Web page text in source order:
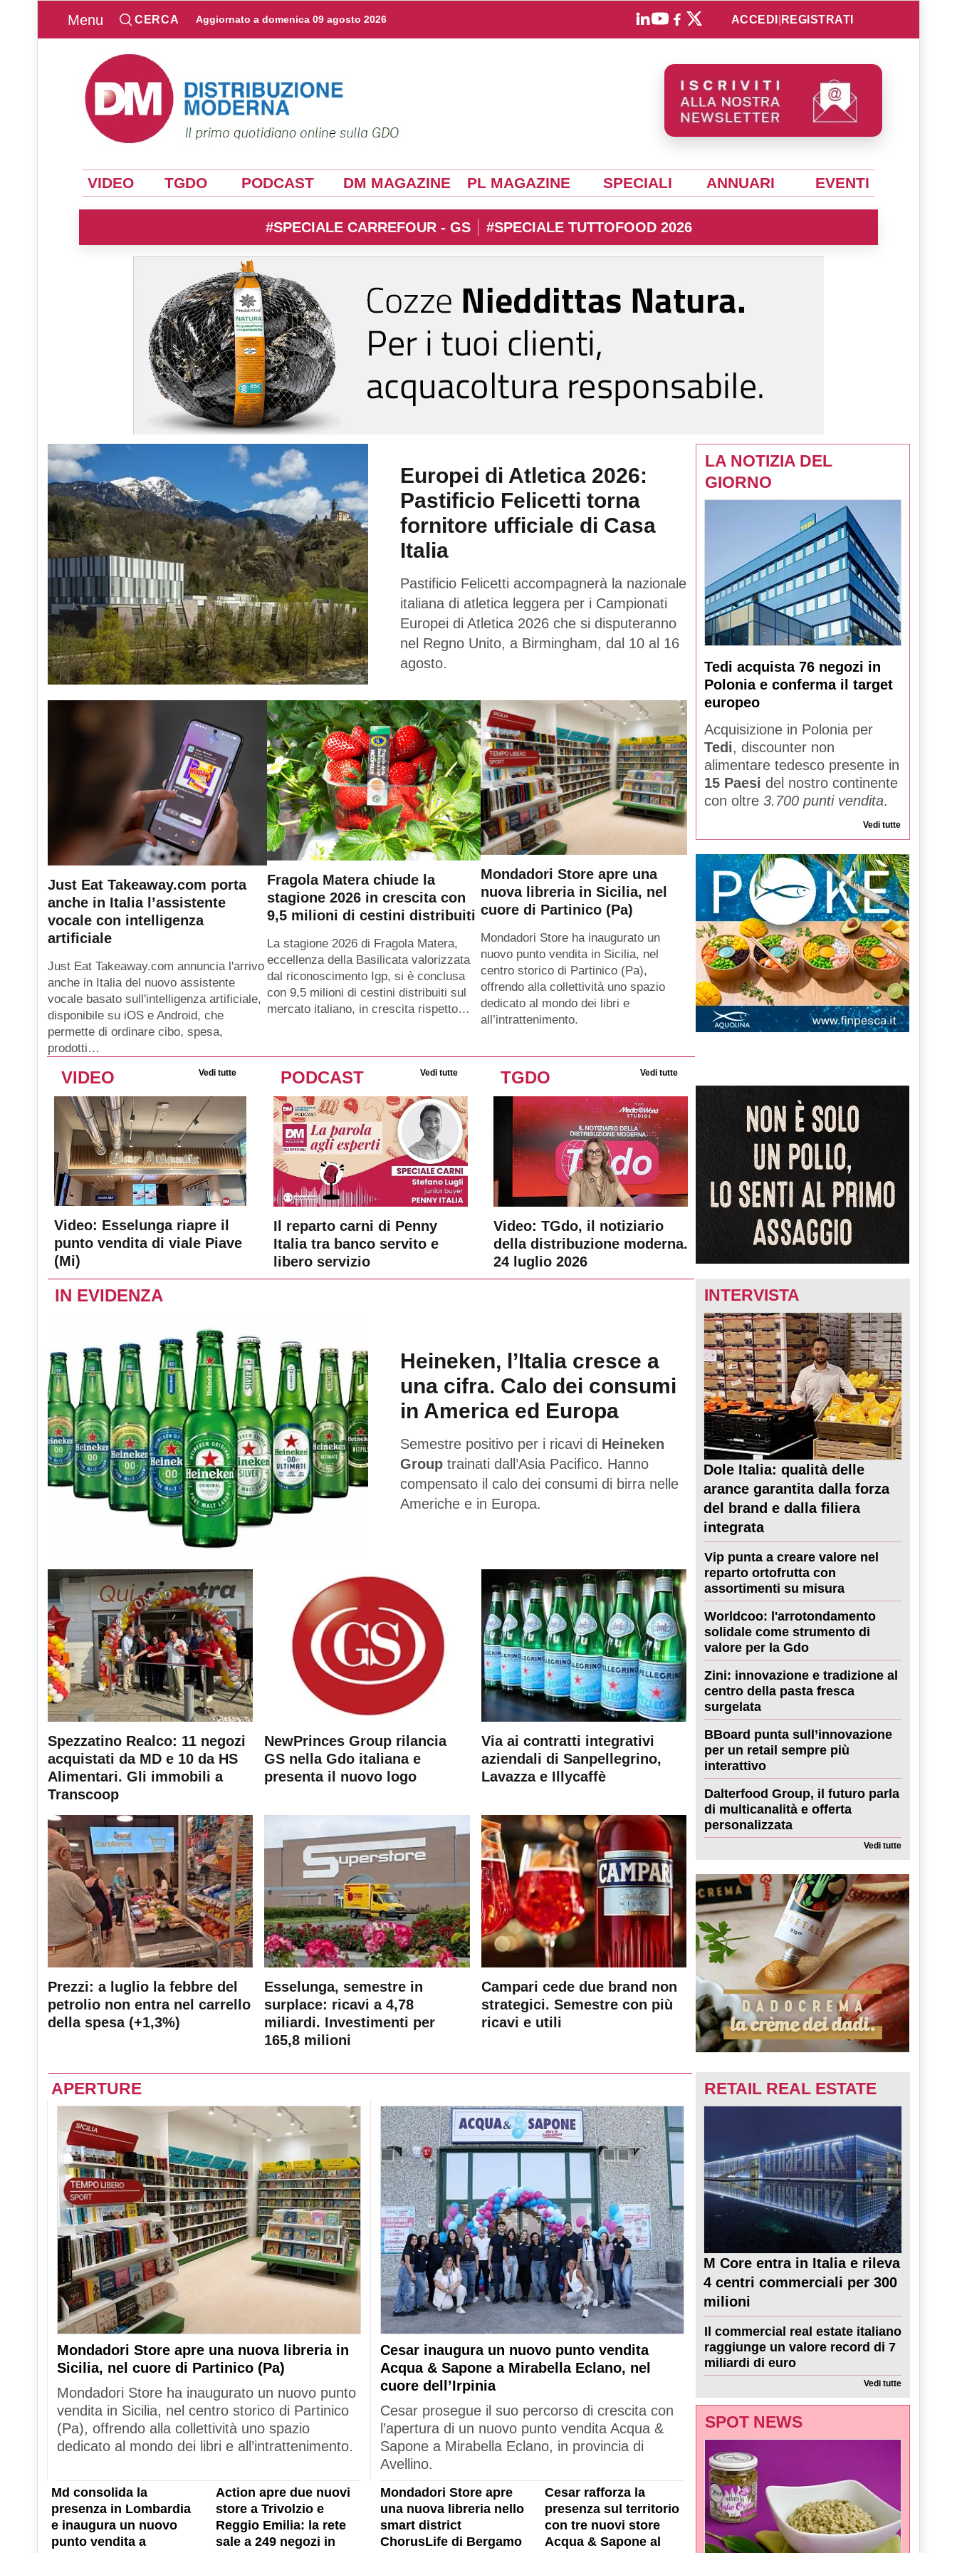
Menu CERCA Aggiornato a domenica 09 agosto 2026 ACCEDI REGISTRATI
VIDEO TGDO PODCAST DM MAGAZINE PL MAGAZINE SPECIALI ANNUARI EVENTI
#SPECIALE CARREFOUR - GS #SPECIALE TUTTOFOOD 2026
Europei di Atletica 2026:
Pastificio Felicetti torna
fornitore ufficiale di Casa
Italia
Pastificio Felicetti accompagnerà la nazionale
italiana di atletica leggera per i Campionati
Europei di Atletica 2026 che si disputeranno
nel Regno Unito, a Birmingham, dal 10 al 16
agosto.
Just Eat Takeaway.com porta
anche in Italia l’assistente
vocale con intelligenza
artificiale
Just Eat Takeaway.com annuncia l'arrivo
anche in Italia del nuovo assistente
vocale basato sull'intelligenza artificiale,
disponibile su iOS e Android, che
permette di ordinare cibo, spesa,
prodotti…
Fragola Matera chiude la
stagione 2026 in crescita con
9,5 milioni di cestini distribuiti
La stagione 2026 di Fragola Matera,
eccellenza della Basilicata valorizzata
dal riconoscimento Igp, si è conclusa
con 9,5 milioni di cestini distribuiti sul
mercato italiano, in crescita rispetto…
Mondadori Store apre una
nuova libreria in Sicilia, nel
cuore di Partinico (Pa)
Mondadori Store ha inaugurato un
nuovo punto vendita in Sicilia, nel
centro storico di Partinico (Pa),
offrendo alla collettività uno spazio
dedicato al mondo dei libri e
all’intrattenimento.
LA NOTIZIA DEL
GIORNO
Tedi acquista 76 negozi in
Polonia e conferma il target
europeo
Acquisizione in Polonia per
Tedi, discounter non
alimentare tedesco presente in
15 Paesi del nostro continente
con oltre 3.700 punti vendita.
Vedi tutte
VIDEO Vedi tutte
Video: Esselunga riapre il
punto vendita di viale Piave
(Mi)
PODCAST Vedi tutte
Il reparto carni di Penny
Italia tra banco servito e
libero servizio
TGDO Vedi tutte
Video: TGdo, il notiziario
della distribuzione moderna.
24 luglio 2026
IN EVIDENZA
Heineken, l’Italia cresce a
una cifra. Calo dei consumi
in America ed Europa
Semestre positivo per i ricavi di Heineken
Group trainati dall’Asia Pacifico. Hanno
compensato il calo dei consumi di birra nelle
Americhe e in Europa.
Spezzatino Realco: 11 negozi
acquistati da MD e 10 da HS
Alimentari. Gli immobili a
Transcoop
NewPrinces Group rilancia
GS nella Gdo italiana e
presenta il nuovo logo
Via ai contratti integrativi
aziendali di Sanpellegrino,
Lavazza e Illycaffè
Prezzi: a luglio la febbre del
petrolio non entra nel carrello
della spesa (+1,3%)
Esselunga, semestre in
surplace: ricavi a 4,78
miliardi. Investimenti per
165,8 milioni
Campari cede due brand non
strategici. Semestre con più
ricavi e utili
INTERVISTA
Dole Italia: qualità delle
arance garantita dalla forza
del brand e dalla filiera
integrata
Vip punta a creare valore nel
reparto ortofrutta con
assortimenti su misura
Worldcoo: l'arrotondamento
solidale come strumento di
valore per la Gdo
Zini: innovazione e tradizione al
centro della pasta fresca
surgelata
BBoard punta sull’innovazione
per un retail sempre più
interattivo
Dalterfood Group, il futuro parla
di multicanalità e offerta
personalizzata
Vedi tutte
APERTURE
Mondadori Store apre una nuova libreria in
Sicilia, nel cuore di Partinico (Pa)
Mondadori Store ha inaugurato un nuovo punto
vendita in Sicilia, nel centro storico di Partinico
(Pa), offrendo alla collettività uno spazio
dedicato al mondo dei libri e all’intrattenimento.
Cesar inaugura un nuovo punto vendita
Acqua & Sapone a Mirabella Eclano, nel
cuore dell’Irpinia
Cesar prosegue il suo percorso di crescita con
l’apertura di un nuovo punto vendita Acqua &
Sapone a Mirabella Eclano, in provincia di
Avellino.
Md consolida la
presenza in Lombardia
e inaugura un nuovo
punto vendita a
Action apre due nuovi
store a Trivolzio e
Reggio Emilia: la rete
sale a 249 negozi in
Mondadori Store apre
una nuova libreria nello
smart district
ChorusLife di Bergamo
Cesar rafforza la
presenza sul territorio
con tre nuovi store
Acqua & Sapone al
RETAIL REAL ESTATE
M Core entra in Italia e rileva
4 centri commerciali per 300
milioni
Il commercial real estate italiano
raggiunge un valore record di 7
miliardi di euro
Vedi tutte
SPOT NEWS